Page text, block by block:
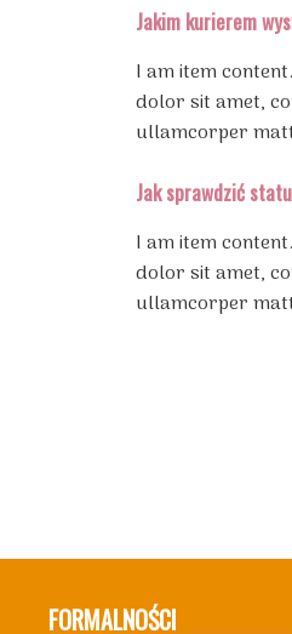
Jakim kurierem
I am item
dolor sit amet,
ullamcorper
Jak sprawdzić
I am item
dolor sit amet,
ullamcorper
FORMALNOŚCI